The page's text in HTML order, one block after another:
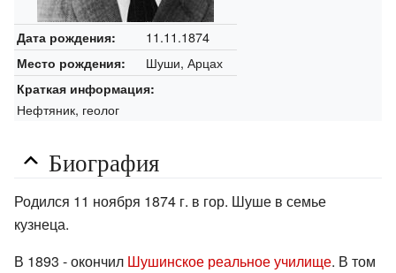
Дата рождения: 11.11.1874
Место рождения: Шуши, Арцах
Краткая информация:
Нефтяник, геолог
Биография
Родился 11 ноября 1874 г. в гор. Шуше в семье
кузнеца.
В 1893 - окончил Шушинское реальное училище. В том